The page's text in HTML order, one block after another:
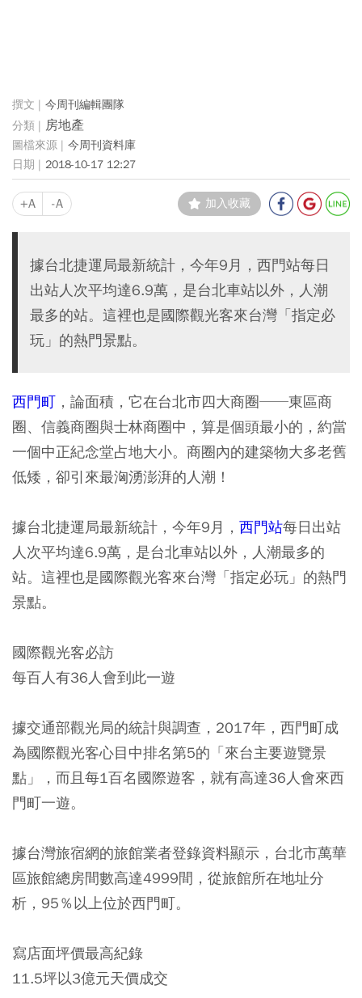
今周刊編輯團隊
房地產
今周刊資料庫
2018-10-17 12:27
+A -A 加入收藏
據台北捷運局最新統計，今年9月，西門站每日
出站人次平均達6.9萬，是台北車站以外，人潮
最多的站。這裡也是國際觀光客來台灣「指定必
玩」的熱門景點。
西門町 ，論面積，它在台北市四大商圈──東區商
圈、信義商圈與士林商圈中，算是個頭最小的，約當
一個中正紀念堂占地大小。商圈內的建築物大多老舊
低矮，卻引來最洶湧澎湃的人潮！
據台北捷運局最新統計，今年9月， 西門站每日出站
人次平均達6.9萬，是台北車站以外，人潮最多的
站。這裡也是國際觀光客來台灣「指定必玩」的熱門
景點。
國際觀光客必訪
每百人有36人會到此一遊
據交通部觀光局的統計與調查，2017年，西門町成
為國際觀光客心目中排名第5的「來台主要遊覽景
點」，而且每1百名國際遊客，就有高達36人會來西
門町一遊。
據台灣旅宿網的旅館業者登錄資料顯示，台北市萬華
區旅館總房間數高達4999間，從旅館所在地址分
析，95％以上位於西門町。
寫店面坪價最高紀錄
11.5坪以3億元天價成交